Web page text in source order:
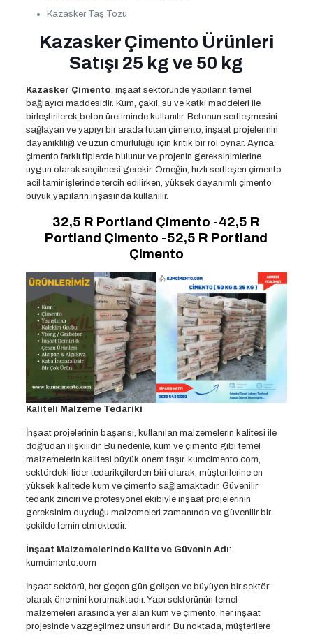
Kazasker Taş Tozu
Kazasker Çimento Ürünleri
Satışı 25 kg ve 50 kg
Kazasker Çimento, inşaat sektöründe yapıların temel
bağlayıcı maddesidir. Kum, çakıl, su ve katkı maddeleri ile
birleştirilerek beton üretiminde kullanılır. Betonun sertleşmesini
sağlayan ve yapıyı bir arada tutan çimento, inşaat projelerinin
dayanıklılığı ve uzun ömürlülüğü için kritik bir rol oynar. Ayrıca,
çimento farklı tiplerde bulunur ve projenin gereksinimlerine
uygun olarak seçilmesi gerekir. Örneğin, hızlı sertleşen çimento
acil tamir işlerinde tercih edilirken, yüksek dayanımlı çimento
büyük yapıların inşasında kullanılır.
32,5 R Portland Çimento -42,5 R
Portland Çimento -52,5 R Portland
Çimento
Kaliteli Malzeme Tedariki
İnşaat projelerinin başarısı, kullanılan malzemelerin kalitesi ile
doğrudan ilişkilidir. Bu nedenle, kum ve çimento gibi temel
malzemelerin kalitesi büyük önem taşır. kumcimento.com,
sektördeki lider tedarikçilerden biri olarak, müşterilerine en
yüksek kalitede kum ve çimento sağlamaktadır. Güvenilir
tedarik zinciri ve profesyonel ekibiyle inşaat projelerinin
gereksinim duyduğu malzemeleri zamanında ve güvenilir bir
şekilde temin etmektedir.
İnşaat Malzemelerinde Kalite ve Güvenin Adı:
kumcimento.com
İnşaat sektörü, her geçen gün gelişen ve büyüyen bir sektör
olarak önemini korumaktadır. Yapı sektörünün temel
malzemeleri arasında yer alan kum ve çimento, her inşaat
projesinde vazgeçilmez unsurlardır. Bu noktada, müşterilere